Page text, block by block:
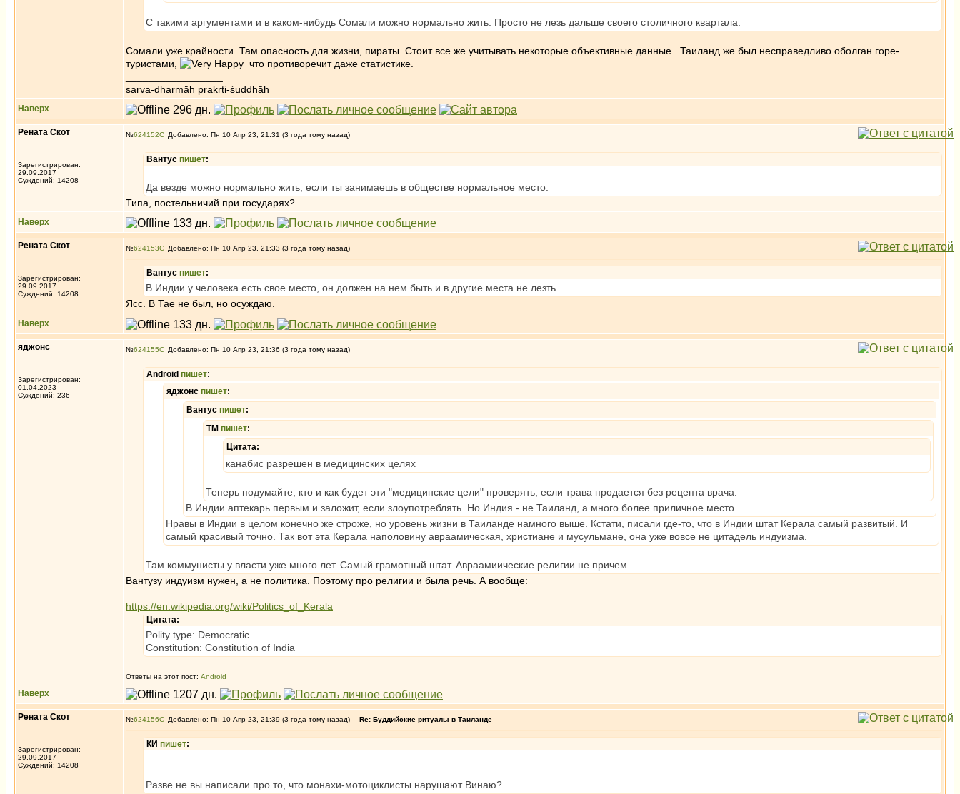
С такими аргументами и в каком-нибудь Сомали можно нормально жить. Просто не лезь дальше своего столичного квартала.
Сомали уже крайности. Там опасность для жизни, пираты. Стоит все же учитывать некоторые объективные данные. Таиланд же был несправедливо оболган горе-
туристами,
что противоречит даже статистике.
sarva-dharmāḥ prakṛti-śuddhāḥ
Наверх
Рената Скот
Зарегистрирован:
29.09.2017
Суждений: 14208
№624152 Добавлено: Пн 10 Апр 23, 21:31 (3 года тому назад)
Вантус пишет:
Да везде можно нормально жить, если ты занимаешь в обществе нормальное место.
Типа, постельничий при государях?
Наверх
Рената Скот
Зарегистрирован:
29.09.2017
Суждений: 14208
№624153 Добавлено: Пн 10 Апр 23, 21:33 (3 года тому назад)
Вантус пишет:
В Индии у человека есть свое место, он должен на нем быть и в другие места не лезть.
Ясс. В Тае не был, но осуждаю.
Наверх
яджонс
Зарегистрирован:
01.04.2023
Суждений: 236
№624155 Добавлено: Пн 10 Апр 23, 21:36 (3 года тому назад)
Android пишет:
яджонс пишет:
Вантус пишет:
ТМ пишет:
Цитата:
канабис разрешен в медицинских целях
Теперь подумайте, кто и как будет эти "медицинские цели" проверять, если трава продается без рецепта врача.
В Индии аптекарь первым и заложит, если злоупотреблять. Но Индия - не Таиланд, а много более приличное место.
Нравы в Индии в целом конечно же строже, но уровень жизни в Таиланде намного выше. Кстати, писали где-то, что в Индии штат Керала самый развитый. И
самый красивый точно. Так вот эта Керала наполовину авраамическая, христиане и мусульмане, она уже вовсе не цитадель индуизма.
Там коммунисты у власти уже много лет. Самый грамотный штат. Авраамиические религии не причем.
Вантузу индуизм нужен, а не политика. Поэтому про религии и была речь. А вообще:
https://en.wikipedia.org/wiki/Politics_of_Kerala
Цитата:
Polity type: Democratic
Constitution: Constitution of India
Ответы на этот пост: Android
Наверх
Рената Скот
Зарегистрирован:
29.09.2017
Суждений: 14208
№624156 Добавлено: Пн 10 Апр 23, 21:39 (3 года тому назад) Re: Буддийские ритуалы в Таиланде
КИ пишет:
Разве не вы написали про то, что монахи-мотоциклисты нарушают Винаю?